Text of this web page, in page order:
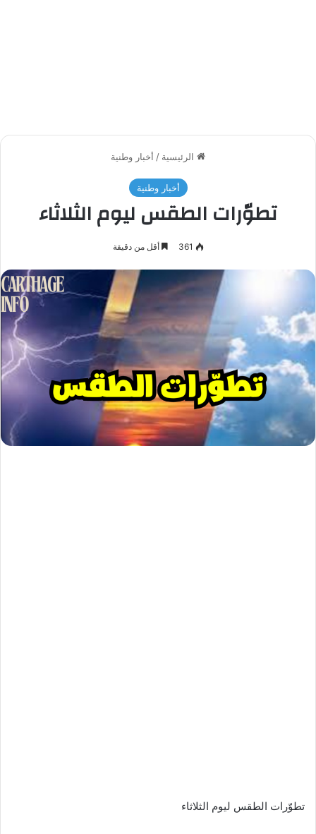
الرئيسية / أخبار وطنية
أخبار وطنية
تطوّرات الطقس ليوم الثلاثاء
361 أقل من دقيقة
تطوّرات الطقس ليوم الثلاثاء